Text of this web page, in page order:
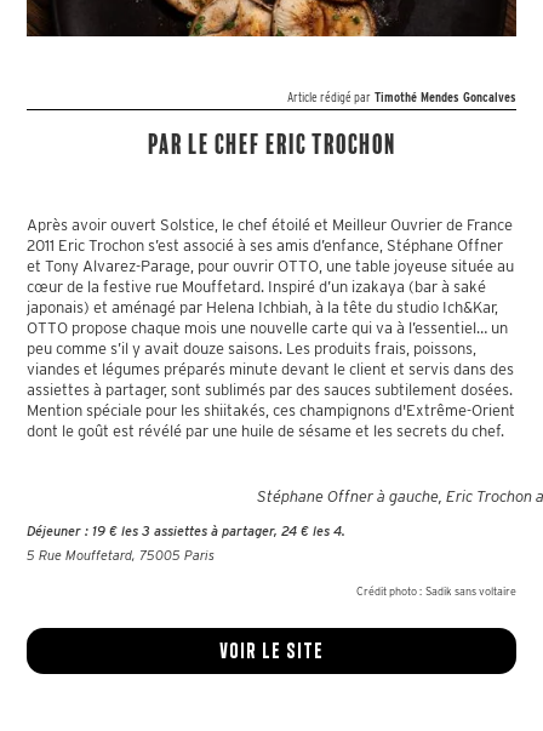
Article rédigé par Timothé Mendes Goncalves
Par le chef Eric Trochon
Après avoir ouvert Solstice, le chef étoilé et Meilleur Ouvrier de France
2011 Eric Trochon s’est associé à ses amis d’enfance, Stéphane Offner
et Tony Alvarez-Parage, pour ouvrir OTTO, une table joyeuse située au
cœur de la festive rue Mouffetard. Inspiré d’un izakaya (bar à saké
japonais) et aménagé par Helena Ichbiah, à la tête du studio Ich&Kar,
OTTO propose chaque mois une nouvelle carte qui va à l’essentiel… un
peu comme s’il y avait douze saisons. Les produits frais, poissons,
viandes et légumes préparés minute devant le client et servis dans des
assiettes à partager, sont sublimés par des sauces subtilement dosées.
Mention spéciale pour les shiitakés, ces champignons d'Extrême-Orient
dont le goût est révélé par une huile de sésame et les secrets du chef.
Stéphane Offner à gauche, Eric
Déjeuner : 19 € les 3 assiettes à partager, 24 € les 4.
5 Rue Mouffetard, 75005 Paris
Crédit photo : Sadik sans voltaire
Voir le site